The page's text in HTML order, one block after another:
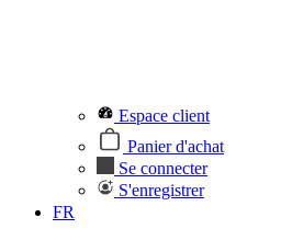
Espace client
Panier d'achat
Se connecter
S'enregistrer
FR